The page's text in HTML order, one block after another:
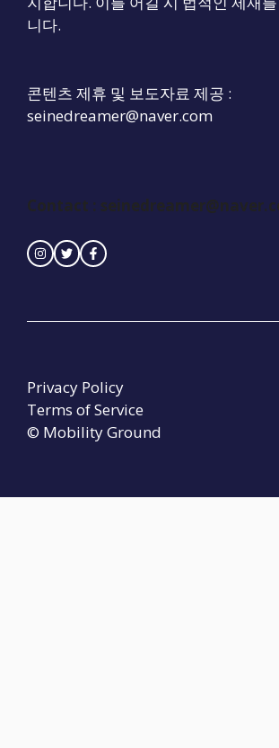
니다.
콘텐츠 제휴 및 보도자료 제공 :
seinedreamer@naver.com
Contact :
© Mobility Ground
Privacy Policy
Terms of Service